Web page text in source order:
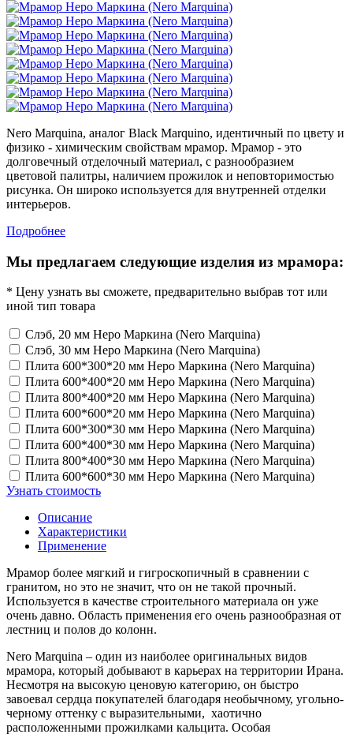
Nero Marquina, аналог Black Marquino, идентичный по цвету и
физико - химическим свойствам мрамор. Мрамор - это
долговечный отделочный материал, с разнообразием
цветовой палитры, наличием прожилок и неповторимостью
рисунка. Он широко используется для внутренней отделки
интерьеров.
Подробнее
Мы предлагаем следующие изделия из мрамора:
* Цену узнать вы сможете, предварительно выбрав тот или
иной тип товара
Слэб, 20 мм Неро Маркина (Nero Marquina)
Слэб, 30 мм Неро Маркина (Nero Marquina)
Плита 600*300*20 мм Неро Маркина (Nero Marquina)
Плита 600*400*20 мм Неро Маркина (Nero Marquina)
Плита 800*400*20 мм Неро Маркина (Nero Marquina)
Плита 600*600*20 мм Неро Маркина (Nero Marquina)
Плита 600*300*30 мм Неро Маркина (Nero Marquina)
Плита 600*400*30 мм Неро Маркина (Nero Marquina)
Плита 800*400*30 мм Неро Маркина (Nero Marquina)
Плита 600*600*30 мм Неро Маркина (Nero Marquina)
Узнать стоимость
Описание
Характеристики
Применение
Мрамор более мягкий и гигроскопичный в сравнении с
гранитом, но это не значит, что он не такой прочный.
Используется в качестве строительного материала он уже
очень давно. Область применения его очень разнообразная от
лестниц и полов до колонн.
Nero Marquina – один из наиболее оригинальных видов
мрамора, который добывают в карьерах на территории Ирана.
Несмотря на высокую ценовую категорию, он быстро
завоевал сердца покупателей благодаря необычному, угольно-
черному оттенку с выразительными, хаотично
расположенными прожилками кальцита. Особая